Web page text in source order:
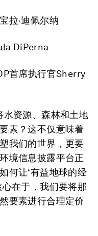
拉·迪佩尔纳
DiPerna
首席执行官Sherry
水资源、森林和土地
素？这不仅意味着
我们的世界，更要
境信息披露平台正
何让‘有益地球的经
在于，我们要将那
要素进行合理定价